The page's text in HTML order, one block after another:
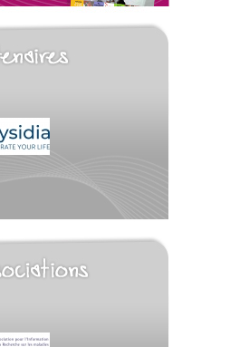
voir tous les partenaires